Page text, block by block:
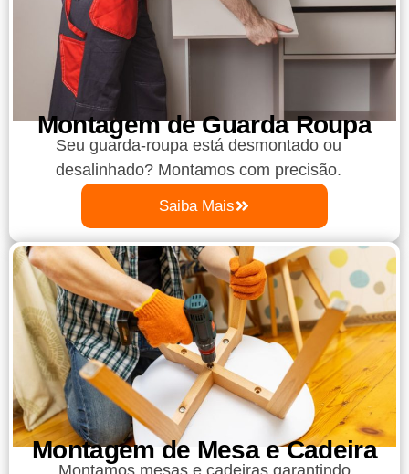
Montagem de Guarda Roupa​
Seu guarda-roupa está desmontado ou
desalinhado? Montamos com precisão.
Saiba Mais
Montagem de Mesa e Cadeira
Montamos mesas e cadeiras garantindo